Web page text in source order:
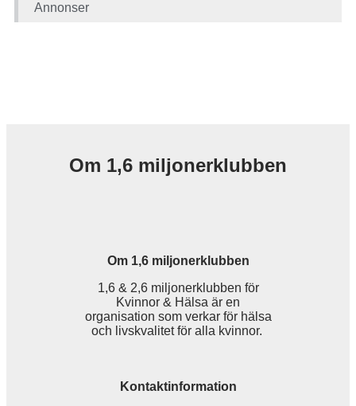
Annonser
Om 1,6 miljonerklubben
Om 1,6 miljonerklubben
1,6 & 2,6 miljonerklubben för
Kvinnor & Hälsa är en
organisation som verkar för hälsa
och livskvalitet för alla kvinnor.
Kontaktinformation